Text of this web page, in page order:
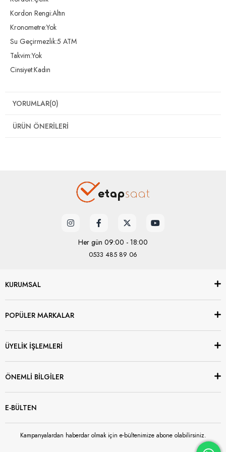
Kordon Rengi:Altın
Kronometre:Yok
Su Geçirmezlik:5 ATM
Takvim:Yok
Cinsiyet:Kadın
YORUMLAR(0)
ÜRÜN ÖNERILERI
Her gün 09:00 - 18:00
0533 485 89 06
KURUMSAL
POPÜLER MARKALAR
ÜYELİK İŞLEMLERİ
ÖNEMLİ BİLGİLER
E-BÜLTEN
Kampanyalardan haberdar olmak için e-bültenimize abone olabilirsiniz.